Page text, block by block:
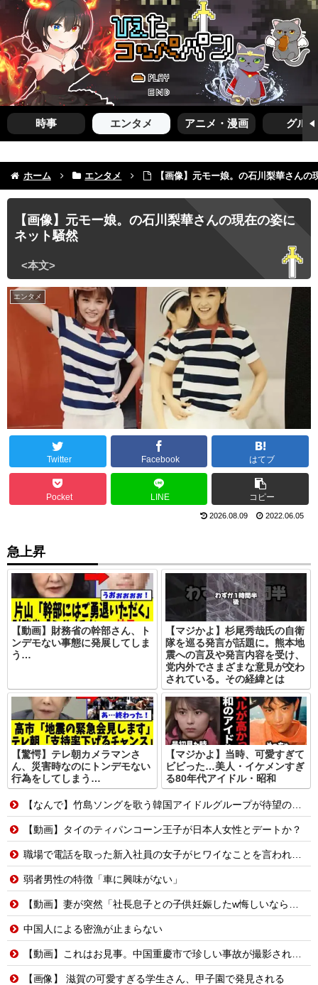
時事 エンタメ アニメ・漫画 グルメ
ホーム エンタメ 【画像】元モー娘。の石川梨華さん
【画像】元モー娘。の石川梨華さんの現在の姿に
ネット騒然
エンタメ
Twitter Facebook はてブ
Pocket LINE コピー
2026.08.09 2022.06.05
急上昇
【動画】財務省の幹部さん、ト
ンデモない事態に発展してしま
う…
【マジかよ】杉尾秀哉氏の自衛
隊を巡る発言が話題に。熊本地
震への言及や発言内容を受け、
党内外でさまざまな意見が交わ
されている。その経緯とは
【驚愕】テレ朝カメラマンさ
ん、災害時なのにトンデモない
行為をしてしまう…
【マジかよ】当時、可愛すぎて
ビビった…美人・イケメンすぎ
る80年代アイドル・昭和
【なんで】竹島ソングを歌う韓国アイドルグループが待望の日本デビュー
【動画】タイのティパンコーン王子が日本人女性とデートか？
職場で電話を取った新入社員の女子がヒワイなことを言われてショックを受けたことがあった
弱者男性の特徴「車に興味がない」
【動画】妻が突然「社長息子との子供妊娠したw悔しいなら早く見つけてよw」→10年間、誰も探さず無視し続けた結果
中国人による密漁が止まらない
【動画】これはお見事。中国重慶市で珍しい事故が撮影される。
【画像】 滋賀の可愛すぎる学生さん、甲子園で発見される